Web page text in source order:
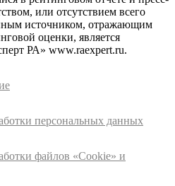
или отсутствием всего
источником, отражающим
оценки, является
РА» www.raexpert.ru.
персональных данных
файлов «Cookie» и